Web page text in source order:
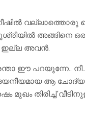
വല്ലാത്തൊരു
അങ്ങിനെ ഒരു
ഇല്ല അവൻ.
ഈ പറയുന്നേ.. നീ…
ആ
മുഖം തിരിച്ച്